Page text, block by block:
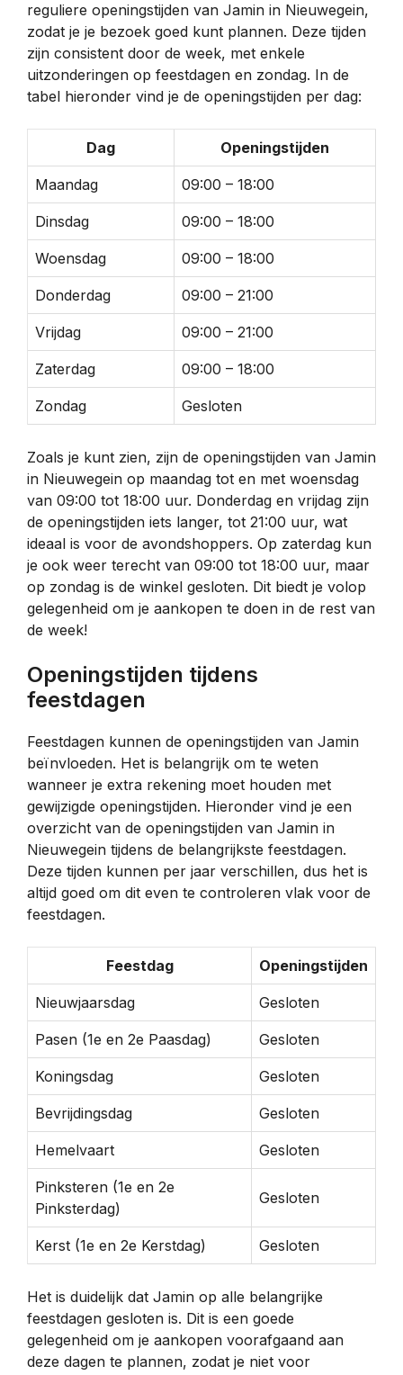
reguliere openingstijden van Jamin in Nieuwegein,
zodat je je bezoek goed kunt plannen. Deze tijden
zijn consistent door de week, met enkele
uitzonderingen op feestdagen en zondag. In de
tabel hieronder vind je de openingstijden per dag:
Dag Openingstijden
Maandag 09:00 – 18:00
Dinsdag 09:00 – 18:00
Woensdag 09:00 – 18:00
Donderdag 09:00 – 21:00
Vrijdag 09:00 – 21:00
Zaterdag 09:00 – 18:00
Zondag Gesloten
Zoals je kunt zien, zijn de openingstijden van Jamin
in Nieuwegein op maandag tot en met woensdag
van 09:00 tot 18:00 uur. Donderdag en vrijdag zijn
de openingstijden iets langer, tot 21:00 uur, wat
ideaal is voor de avondshoppers. Op zaterdag kun
je ook weer terecht van 09:00 tot 18:00 uur, maar
op zondag is de winkel gesloten. Dit biedt je volop
gelegenheid om je aankopen te doen in de rest van
de week!
Openingstijden tijdens
feestdagen
Feestdagen kunnen de openingstijden van Jamin
beïnvloeden. Het is belangrijk om te weten
wanneer je extra rekening moet houden met
gewijzigde openingstijden. Hieronder vind je een
overzicht van de openingstijden van Jamin in
Nieuwegein tijdens de belangrijkste feestdagen.
Deze tijden kunnen per jaar verschillen, dus het is
altijd goed om dit even te controleren vlak voor de
feestdagen.
Feestdag Openingstijden
Nieuwjaarsdag Gesloten
Pasen (1e en 2e Paasdag) Gesloten
Koningsdag Gesloten
Bevrijdingsdag Gesloten
Hemelvaart Gesloten
Pinksteren (1e en 2e
Pinksterdag)
Gesloten
Kerst (1e en 2e Kerstdag) Gesloten
Het is duidelijk dat Jamin op alle belangrijke
feestdagen gesloten is. Dit is een goede
gelegenheid om je aankopen voorafgaand aan
deze dagen te plannen, zodat je niet voor